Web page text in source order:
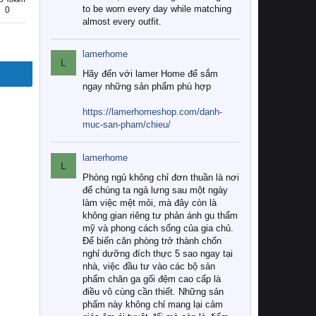
0
to be worn every day while matching
almost every outfit.
L
lamerhome
Hãy đến với lamer Home để sắm
ngay những sản phẩm phù hợp
https://lamerhomeshop.com/danh-
muc-san-pham/chieu/
L
lamerhome
Phòng ngủ không chỉ đơn thuần là nơi
để chúng ta ngả lưng sau một ngày
làm việc mệt mỏi, mà đây còn là
không gian riêng tư phản ánh gu thẩm
mỹ và phong cách sống của gia chủ.
Để biến căn phòng trở thành chốn
nghỉ dưỡng đích thực 5 sao ngay tại
nhà, việc đầu tư vào các bộ sản
phẩm chăn ga gối đệm cao cấp là
điều vô cùng cần thiết. Những sản
phẩm này không chỉ mang lại cảm